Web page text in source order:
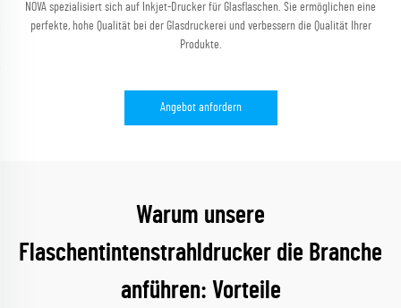
NOVA spezialisiert sich auf Inkjet-Drucker für Glasflaschen. Sie ermöglichen eine
perfekte, hohe Qualität bei der Glasdruckerei und verbessern die Qualität Ihrer
Produkte.
Angebot anfordern
Warum unsere
Flaschentintenstrahldrucker die Branche
anführen: Vorteile